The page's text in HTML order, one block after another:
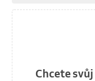
Chcete